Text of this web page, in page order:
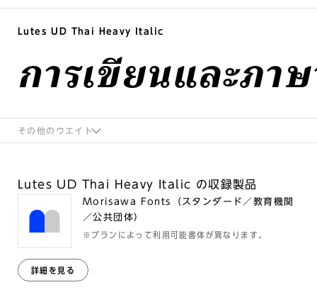
Lutes UD Thai Heavy Italic
การเขียนและภา
その他のウエイト
Lutes UD Thai Heavy Italic の収録製品
Morisawa Fonts（スタンダード／教育機関
／公共団体）
※プランによって利用可能書体が異なります。
詳細を見る